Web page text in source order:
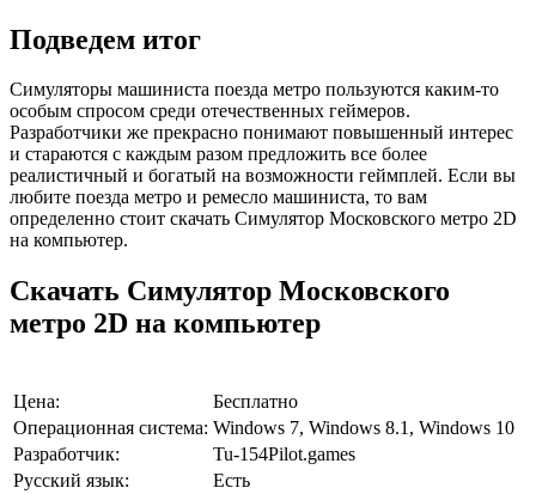
Подведем итог
Симуляторы машиниста поезда метро пользуются каким-то
особым спросом среди отечественных геймеров.
Разработчики же прекрасно понимают повышенный интерес
и стараются с каждым разом предложить все более
реалистичный и богатый на возможности геймплей. Если вы
любите поезда метро и ремесло машиниста, то вам
определенно стоит скачать Симулятор Московского метро 2D
на компьютер.
Скачать Симулятор Московского
метро 2D на компьютер
Цена:
Бесплатно
Операционная система: Windows 7, Windows 8.1, Windows 10
Разработчик:
Tu-154Pilot.games
Русский язык:
Есть